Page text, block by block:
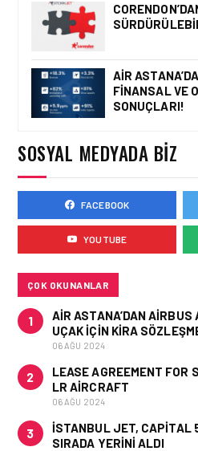
AIR
FINANSAL VE
SONUÇLARI!
SOSYAL MEDYADA BIZ
FACEBOOK
YOUTUBE
ÇOK OKUNANLAR
1
AIR ASTANA’DAN
UÇAK IÇIN KIRA
06 AĞU 2024
2
LEASE AGREEMENT FOR
LR AIRCRAFT
06 AĞU 2024
3
İSTANBUL JET, CAPITAL
SIRADA YERINI ALDI